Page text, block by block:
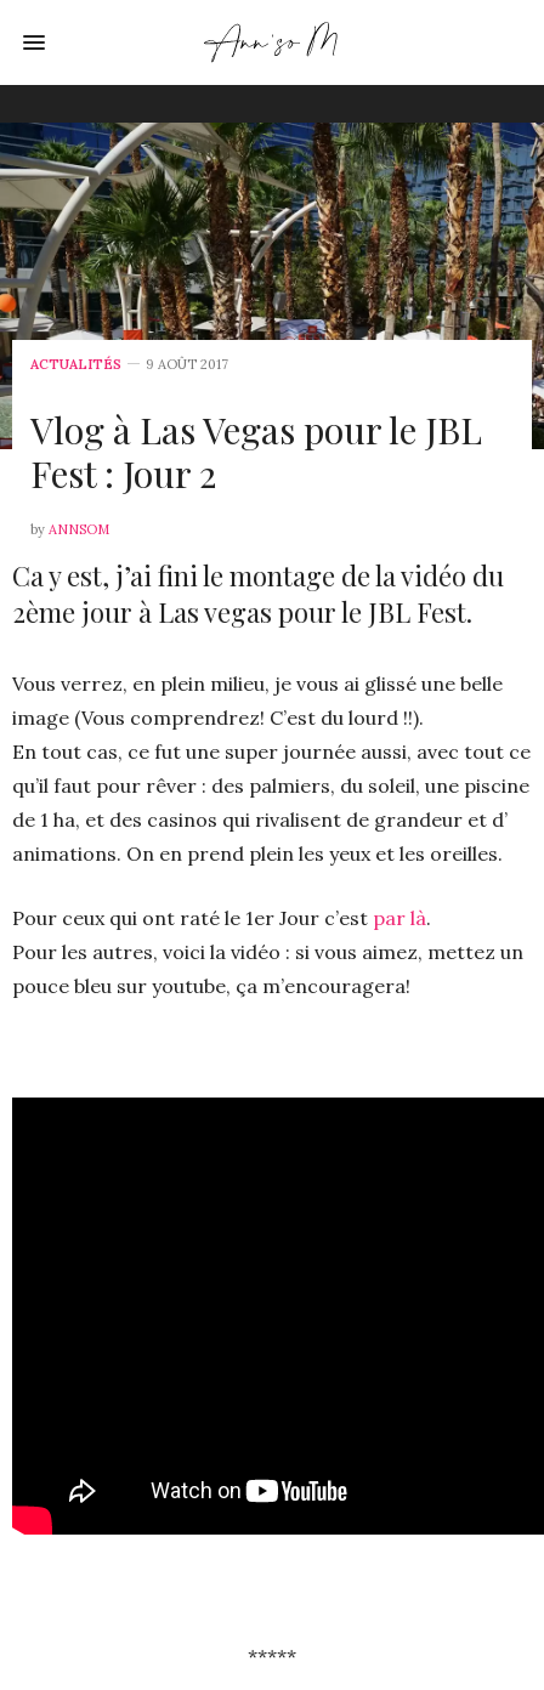
ACTUALITÉS 9 AOÛT 2017
Vlog à Las Vegas pour le JBL
Fest : Jour 2
by ANNSOM
Ca y est, j’ai fini le montage de la vidéo du
2ème jour à Las vegas pour le JBL Fest.
Vous verrez, en plein milieu, je vous ai glissé une belle
image (Vous comprendrez! C’est du lourd !!).
En tout cas, ce fut une super journée aussi, avec tout ce
qu’il faut pour rêver : des palmiers, du soleil, une piscine
de 1 ha, et des casinos qui rivalisent de grandeur et d’
animations. On en prend plein les yeux et les oreilles.
Pour ceux qui ont raté le 1er Jour c’est par là.
Pour les autres, voici la vidéo : si vous aimez, mettez un
pouce bleu sur youtube, ça m’encouragera!
*****